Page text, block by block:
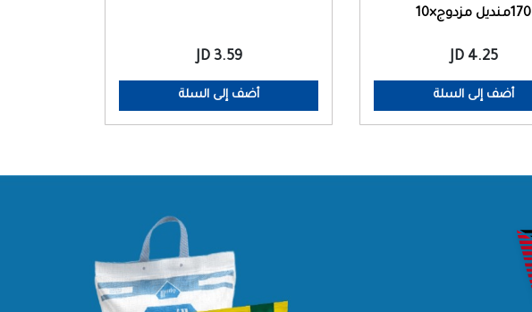
170منديل مزدوج×10
4.25 JD
أضف إلى السلة
3.59 JD
أضف إلى السلة